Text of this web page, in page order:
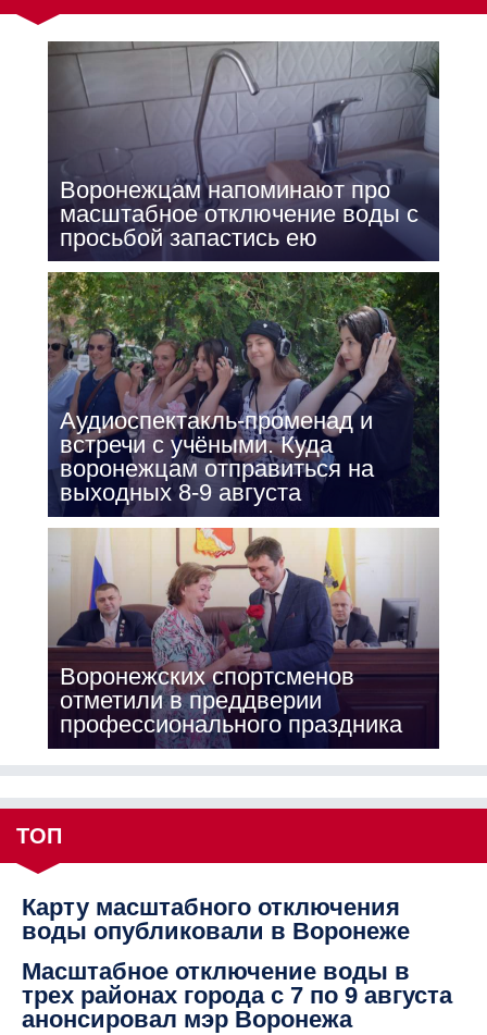
Воронежцам напоминают про
масштабное отключение воды с
просьбой запастись ею
Аудиоспектакль-променад и
встречи с учёными. Куда
воронежцам отправиться на
выходных 8-9 августа
Воронежских спортсменов
отметили в преддверии
профессионального праздника
ТОП
Карту масштабного отключения
воды опубликовали в Воронеже
Масштабное отключение воды в
трех районах города с 7 по 9 августа
анонсировал мэр Воронежа